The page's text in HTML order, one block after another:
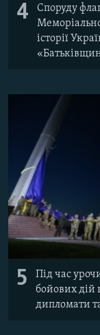
4
Споруду
історії
5
Під час
бойових дій
дипломати